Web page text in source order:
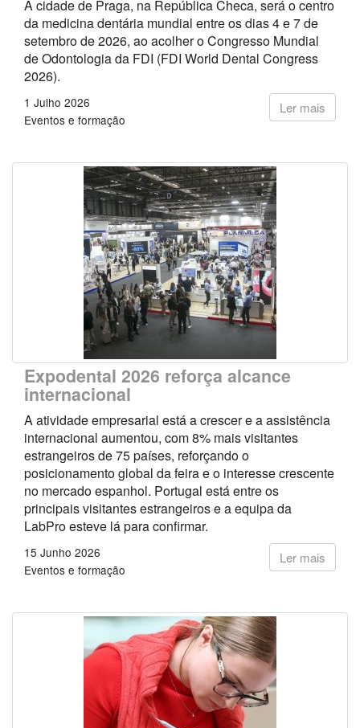
A cidade de Praga, na República Checa, será o centro
da medicina dentária mundial entre os dias 4 e 7 de
setembro de 2026, ao acolher o Congresso Mundial
de Odontologia da FDI (FDI World Dental Congress
2026).
Ler mais
1 Julho 2026
Eventos e formação
Expodental 2026 reforça alcance
internacional
A atividade empresarial está a crescer e a assistência
internacional aumentou, com 8% mais visitantes
estrangeiros de 75 países, reforçando o
posicionamento global da feira e o interesse crescente
no mercado espanhol. Portugal está entre os
principais visitantes estrangeiros e a equipa da
LabPro esteve lá para confirmar.
Ler mais
15 Junho 2026
Eventos e formação